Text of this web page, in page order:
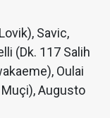
Savic,
(Dk. 117 Salih
Oulai
Augusto